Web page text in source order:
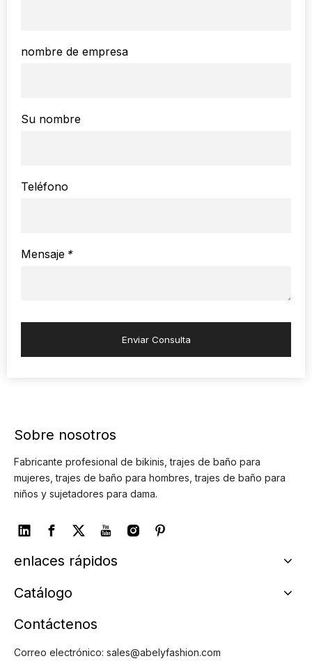
nombre de empresa
Su nombre
Teléfono
*
Mensaje
Enviar Consulta
Sobre nosotros
Fabricante profesional de bikinis, trajes de baño para
mujeres, trajes de baño para hombres, trajes de baño para
niños y sujetadores para dama.
enlaces rápidos
Catálogo
Contáctenos
Correo electrónico: sales@abelyfashion.com